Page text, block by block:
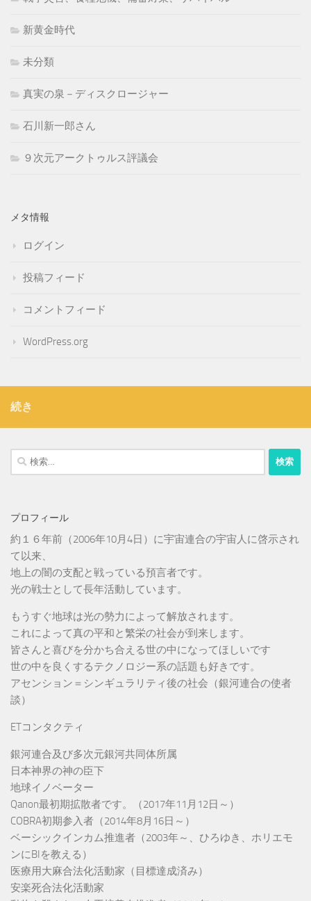
新黄金時代
未分類
真実の泉－ディスクロージャー
石川新一郎さん
９次元アークトゥルス評議会
メタ情報
ログイン
投稿フィード
コメントフィード
WordPress.org
続き
検
索:
プロフィール
約１６年前（2006年10月4日）に宇宙連合の宇宙人に啓示され
て以来、
地上の闇の支配と戦っている預言者です。
光の戦士として長年活動しています。
もうすぐ地球は光の勢力によって解放されます。
これによって真の平和と繁栄の社会が到来します。
皆さんと喜びを分かち合える世の中になってほしいです
世の中を良くするテクノロジー系の話題も好きです。
アセンション＝シンギュラリティ後の社会（銀河連合の使者
談）
ETコンタクティ
銀河連合及び多次元銀河共同体所属
日本神界の神の臣下
地球イノベーター
Qanon最初期拡散者です。（2017年11月12日～）
COBRA初期参入者（2014年8月16日～）
ベーシックインカム推進者（2003年～、ひろゆき、ホリエモ
ンにBIを教える）
医療用大麻合法化活動家（目標達成済み）
安楽死合法化活動家